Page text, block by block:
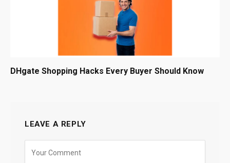
DHgate Shopping Hacks Every Buyer Should Know
LEAVE A REPLY